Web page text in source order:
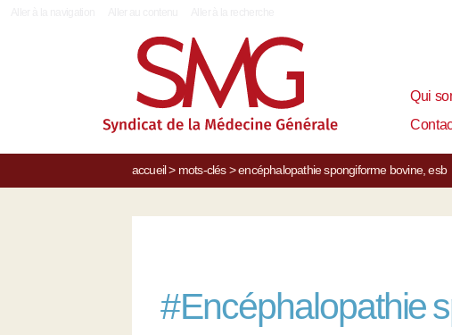
Qui
accueil> mots-clés> encéphalopathie spongiforme bovine, esb
#Encéphalopathie